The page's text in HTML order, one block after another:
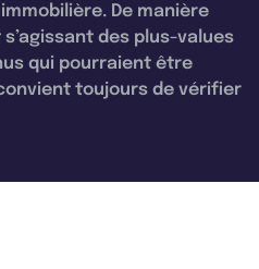
De manière
des plus-values
qui pourraient être
toujours de vérifier